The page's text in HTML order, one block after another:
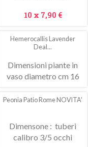
Prezzo
10 x 7,90 €
Hemerocallis Lavender
Deal...
Dimensioni piante in
vaso diametro cm 16
Peonia Patio Rome NOVITA'
Dimensone : tuberi
calibro 3/5 occhi